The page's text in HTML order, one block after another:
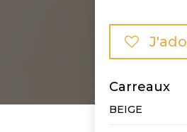
Carreaux
BEIGE